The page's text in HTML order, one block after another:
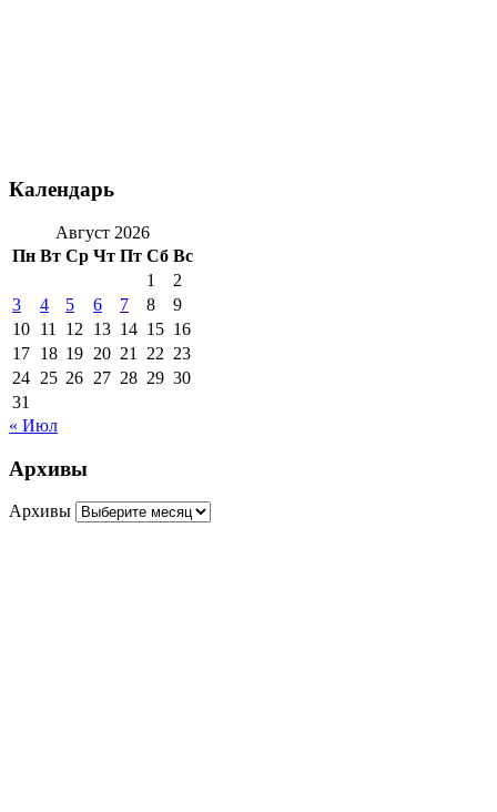
Календарь
Август 2026
Пн Вт Ср Чт Пт Сб Вс
1
2
3
4 5 6 7 8
9
10 11 12 13 14 15 16
17 18 19 20 21 22 23
24 25 26 27 28 29 30
31
« Июл
Архивы
Архивы